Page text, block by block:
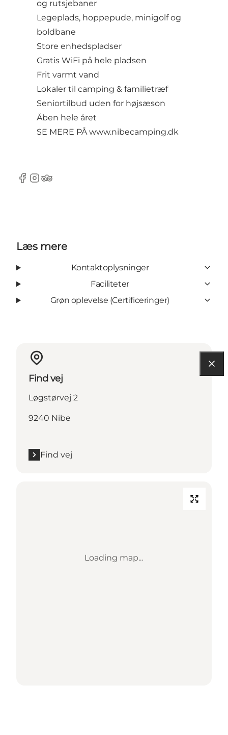
og rutsjebaner
Legeplads, hoppepude, minigolf og
boldbane
Store enhedspladser
Gratis WiFi på hele pladsen
Frit varmt vand
Lokaler til camping & familietræf
Seniortilbud uden for højsæson
Åben hele året
SE MERE PÅwww.nibecamping.dk
Facebook
Instagram
Tripadvisor
Læs mere
Kontaktoplysninger
Faciliteter
Grøn oplevelse (Certificeringer)
Find vej
Løgstørvej 2
9240 Nibe
Find vej
Loading map...